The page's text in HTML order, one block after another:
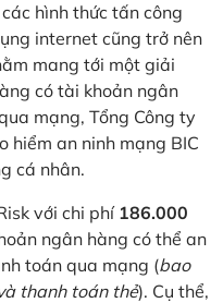
hình thức tấn công
internet cũng trở nên
mang tới một giải
có tài khoản ngân
mạng, Tổng Công ty
hiểm an ninh mạng BIC
cá nhân.
với chi phí 186.000
ngân hàng có thể an
toán qua mạng (bao
thanh toán thẻ). Cụ thể,